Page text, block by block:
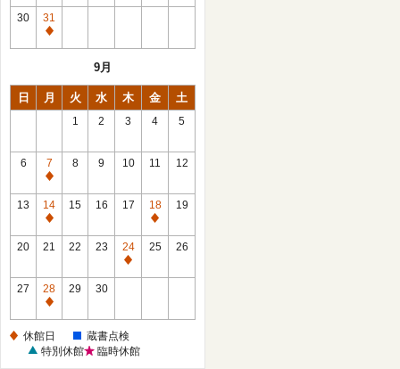
館
日
30
31
休
9月
日 月 火 水 木 金 土
1 2 3 4 5
6
7
休
館
日
8 9 10 11 12
13
14
休
館
15 16 17
18
休
館
19
20 21 22 23
24
休
25 26
27
28
休
日
29 30
休館日
蔵書点検
特別休館
臨時休館